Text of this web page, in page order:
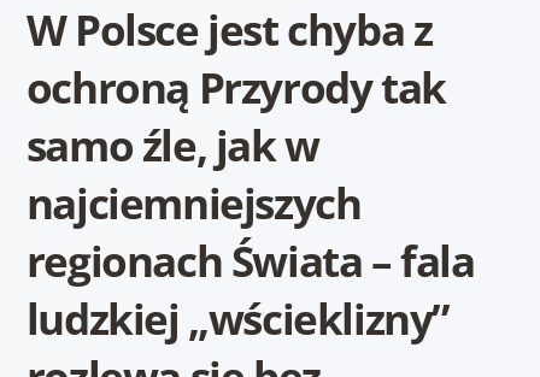
W Polsce jest chyba z
ochroną Przyrody tak
samo źle, jak w
najciemniejszych
regionach Świata – fala
ludzkiej „wścieklizny”